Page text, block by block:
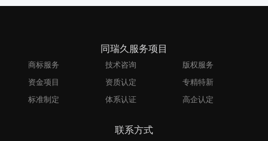
同瑞久服务项目
商标服务 技术咨询
版权服务
资金项目
资质认定
专精特新
标准制定
体系认证 高企认定
联系方式